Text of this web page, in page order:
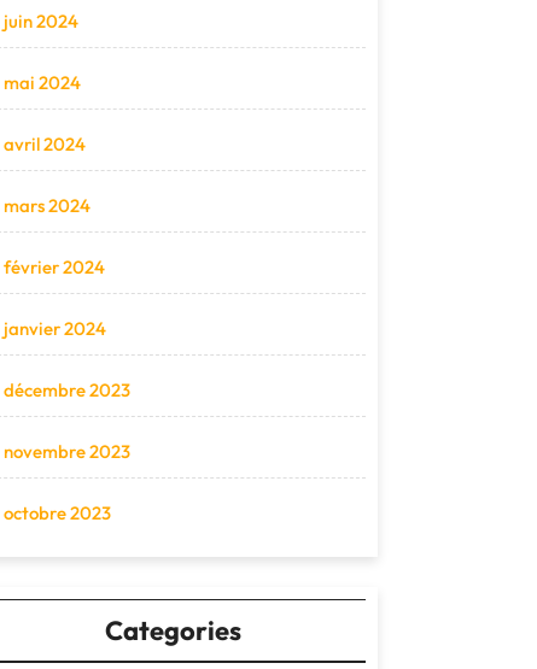
juin 2024
mai 2024
avril 2024
mars 2024
février 2024
janvier 2024
décembre 2023
novembre 2023
octobre 2023
Categories